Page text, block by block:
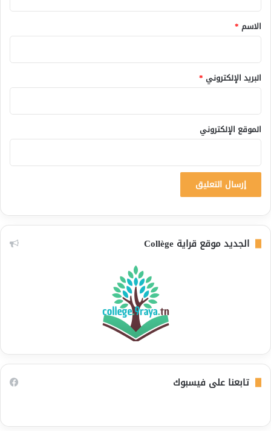
*
الاسم *
البريد الإلكتروني *
الموقع الإلكتروني
الجديد موقع قراية Collège
تابعنا على فيسبوك